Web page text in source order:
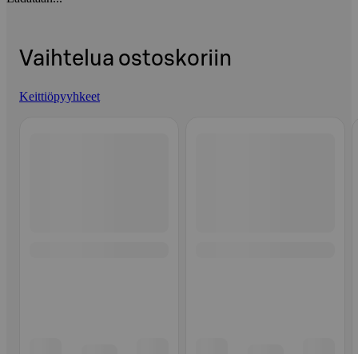
Vaihtelua ostoskoriin
Keittiöpyyhkeet